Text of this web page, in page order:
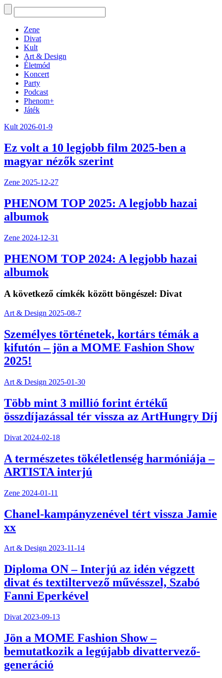
Zene
Divat
Kult
Art & Design
Életmód
Koncert
Party
Podcast
Phenom+
Játék
Kult 2026-01-9
Ez volt a 10 legjobb film 2025-ben a
magyar nézők szerint
Zene 2025-12-27
PHENOM TOP 2025: A legjobb hazai
albumok
Zene 2024-12-31
PHENOM TOP 2024: A legjobb hazai
albumok
A következő címkék között böngészel: Divat
Art & Design 2025-08-7
Személyes történetek, kortárs témák a
kifutón – jön a MOME Fashion Show
2025!
Art & Design 2025-01-30
Több mint 3 millió forint értékű
összdíjazással tér vissza az ArtHungry Díj
Divat 2024-02-18
A természetes tökéletlenség harmóniája –
ARTISTA interjú
Zene 2024-01-11
Chanel-kampányzenével tért vissza Jamie
xx
Art & Design 2023-11-14
Diploma ON – Interjú az idén végzett
divat és textiltervező művésszel, Szabó
Fanni Eperkével
Divat 2023-09-13
Jön a MOME Fashion Show –
bemutatkozik a legújabb divattervező-
generáció